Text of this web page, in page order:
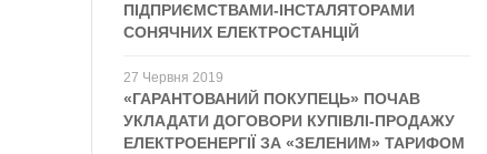
ПІДПРИЄМСТВАМИ-ІНСТАЛЯТОРАМИ
СОНЯЧНИХ ЕЛЕКТРОСТАНЦІЙ
27 Червня 2019
«ГАРАНТОВАНИЙ ПОКУПЕЦЬ» ПОЧАВ
УКЛАДАТИ ДОГОВОРИ КУПІВЛІ-ПРОДАЖУ
ЕЛЕКТРОЕНЕРГІЇ ЗА «ЗЕЛЕНИМ» ТАРИФОМ